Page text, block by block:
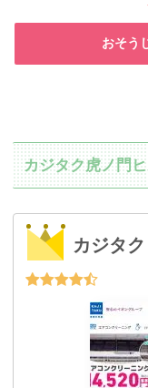
おそう
カジタク虎ノ門
カジタク